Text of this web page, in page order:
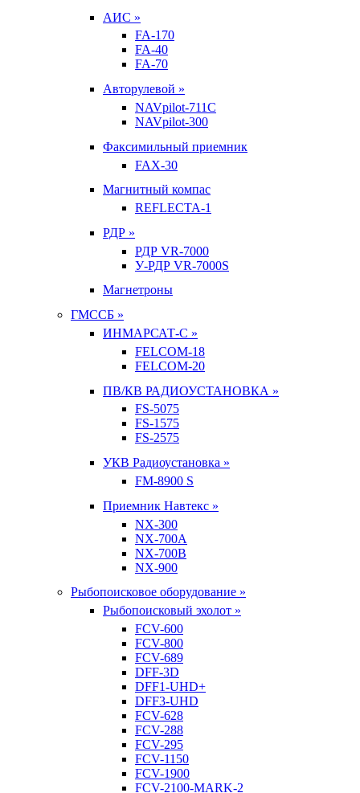
АИС »
FA-170
FA-40
FA-70
Авторулевой »
NAVpilot-711С
NAVpilot-300
Факсимильный приемник
FAX-30
Магнитный компас
REFLECTA-1
РДР »
РДР VR-7000
У-РДР VR-7000S
Магнетроны
ГМССБ »
ИНМАРСАТ-С »
FELCOM-18
FELCOM-20
ПВ/КВ РАДИОУСТАНОВКА »
FS-5075
FS-1575
FS-2575
УКВ Радиоустановка »
FM-8900 S
Приемник Навтекс »
NX-300
NX-700A
NX-700B
NX-900
Рыбопоисковое оборудование »
Рыбопоисковый эхолот »
FCV-600
FCV-800
FCV-689
DFF-3D
DFF1-UHD+
DFF3-UHD
FCV-628
FCV-288
FCV-295
FCV-1150
FCV-1900
FCV-2100-MARK-2